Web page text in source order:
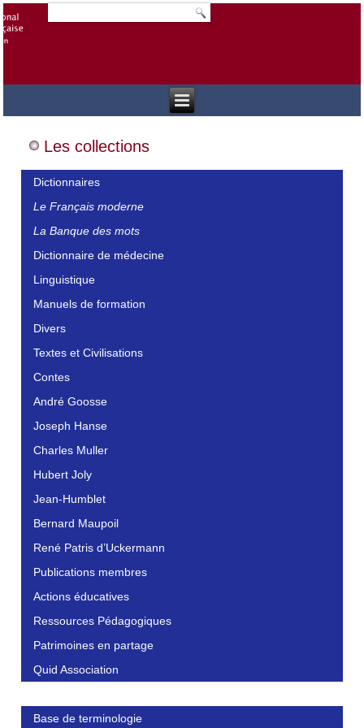
Les collections
Dictionnaires
Le Français moderne
La Banque des mots
Dictionnaire de médecine
Linguistique
Manuels de formation
Divers
Textes et Civilisations
Contes
André Goosse
Joseph Hanse
Charles Muller
Hubert Joly
Jean-Humblet
Bernard Maupoil
René Patris d’Uckermann
Publications membres
Actions éducatives
Ressources Pédagogiques
Patrimoines en partage
Quid Association
Base de terminologie